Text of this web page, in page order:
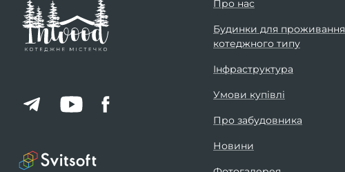
Про нас
Будинки для проживання
котеджного типу
Інфраструктура
Умови купівлі
Про забудовника
Новини